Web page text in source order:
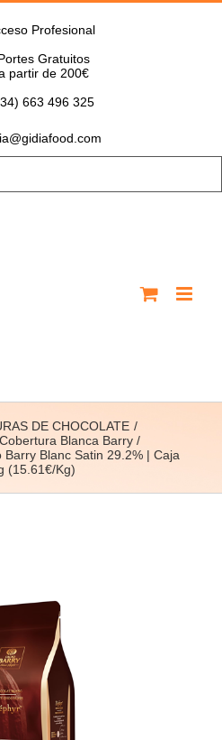
Profesional
Gratuitos
partir de 200€
663 496 325
DE CHOCOLATE
Cobertura Blanca Barry
Blanc Satin 29.2% | Caja
(15.61€/Kg)